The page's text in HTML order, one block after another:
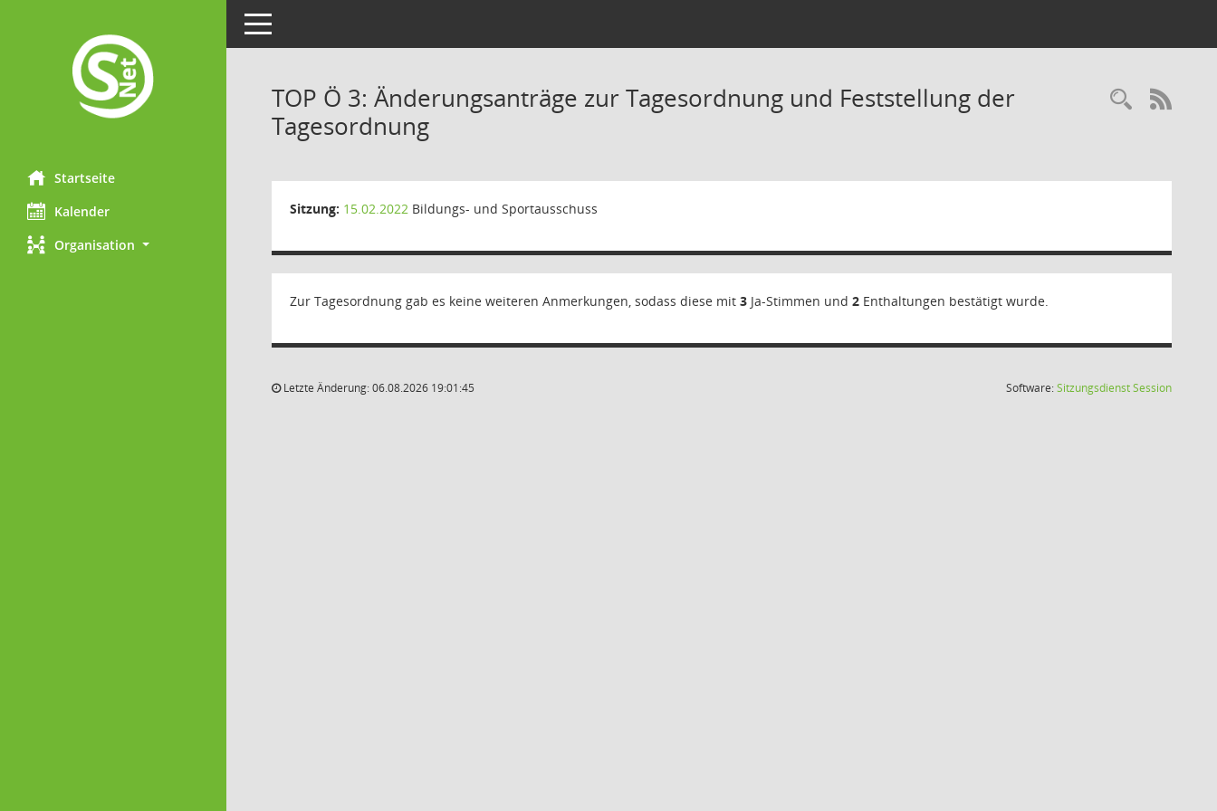
Startseite
Kalender
Organisation
Toggle navigation
TOP Ö 3: Änderungsanträge zur Tagesordnung und Feststellung der
Tagesordnung
Sitzung: 15.02.2022 Bildungs- und Sportausschuss
Zur Tagesordnung gab es keine weiteren Anmerkungen, sodass diese mit 3 Ja-Stimmen und 2 Enthaltungen bestätigt wurde.
Letzte Änderung: 06.08.2026 19:01:45 Software:SitzungsdienstSession(Wird in